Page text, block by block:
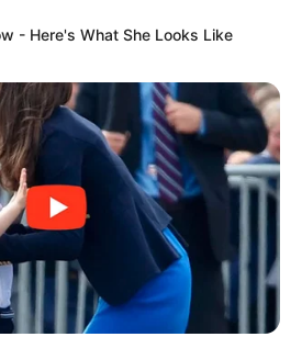
- Here's What She Looks Like